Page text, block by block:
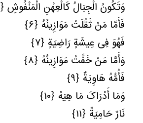
وَتَکُونُ الْجِبَالُ کَالْعِهْنِ الْمَنْفُوشِ ﴿٥﴾
فَأَمَّا مَنْ ثَقُلَتْ مَوَازِینُهُ ﴿٦﴾
فَهُوَ فِی عِیشَةٍ رَاضِیَةٍ ﴿٧﴾
وَأَمَّا مَنْ خَفَّتْ مَوَازِینُهُ ﴿٨﴾
فَأُمُّهُ هَاوِیَةٌ ﴿٩﴾
وَمَا أَدْرَاکَ مَا هِیَهْ ﴿١٠﴾
نَارٌ حَامِیَةٌ ﴿١١﴾